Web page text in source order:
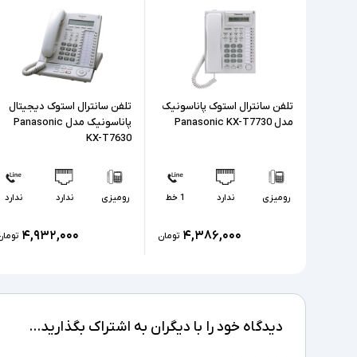
تلفن سانترال استوک پاناسونیک
مدل Panasonic KX-T7730
رومیزی ندارد 1 خط
۴,۳۸۶,۰۰۰ تومان
تلفن سانترال استوک دیجیتال
پاناسونیک مدل Panasonic
KX-T7630
رومیزی ندارد ندارد
۴,۹۳۲,۰۰۰
دیدگاه خود را با دیگران به اشتراک بگذارید...